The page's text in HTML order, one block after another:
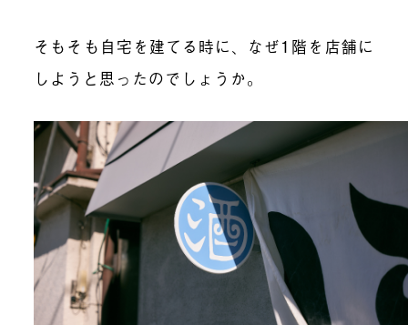
そもそも自宅を建てる時に、なぜ1階を店舗に
しようと思ったのでしょうか。